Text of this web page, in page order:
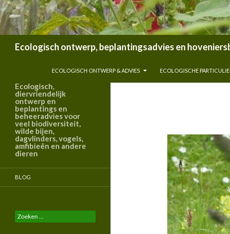
Ecologisch ontwerp, beplantingsadvies en
ECOLOGISCH ONTWERP & ADVIES
ECOLOGISCHE
Ecologisch,
diervriendelijk
ontwerp en
beplantings en
beheeradvies voor
veel biodiversiteit,
wilde bijen,
dagvlinders, vogels,
amfibieën en andere
dieren
BLOG
Zoeken
naar: